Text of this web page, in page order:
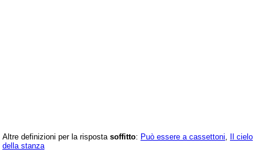
Altre definizioni per la risposta soffitto: Può essere a cassettoni
Il cielo
della stanza